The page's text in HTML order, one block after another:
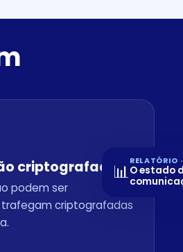
criptografada
podem ser
criptografadas
📊 RELATÓRIO
O estado